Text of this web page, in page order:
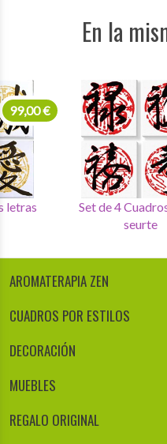
En la
Set de 4 Cuadros letras
99,00 €
AROMATERAPIA ZEN
CUADROS POR ESTILOS
DECORACIÓN
MUEBLES
REGALO ORIGINAL